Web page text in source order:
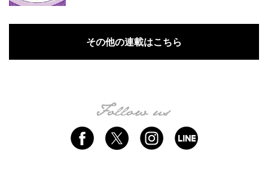
その他の連載はこちら